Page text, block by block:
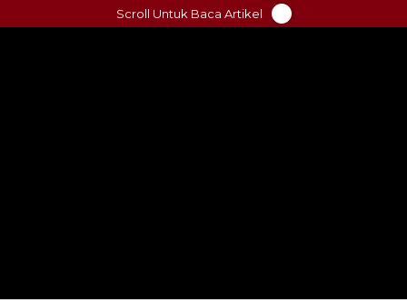
to
Scroll Untuk Baca Artikel